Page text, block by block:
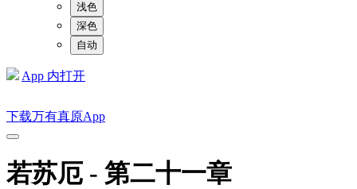
浅色
深色
自动
App 内打开
下载万有真原App
若苏厄 - 第二十一章